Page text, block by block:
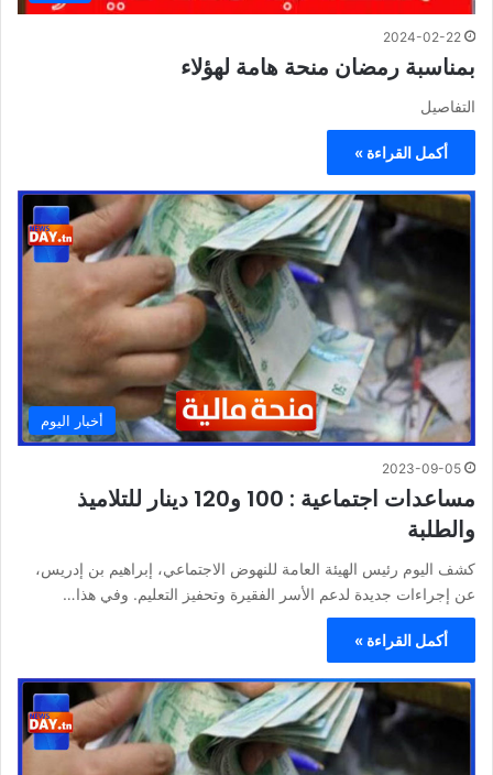
2024-02-22
بمناسبة رمضان منحة هامة لهؤلاء
التفاصيل
أكمل القراءة »
أخبار اليوم
2023-09-05
مساعدات اجتماعية : 100 و120 دينار للتلاميذ
والطلبة
كشف اليوم رئيس الهيئة العامة للنهوض الاجتماعي، إبراهيم بن إدريس،
عن إجراءات جديدة لدعم الأسر الفقيرة وتحفيز التعليم. وفي هذا…
أكمل القراءة »